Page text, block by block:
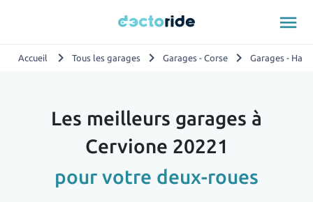
menu
Accueil chevron_right Tous les garages chevron_right Garages - Corse chevron_right Garages -
Les meilleurs garages à
Cervione 20221
pour votre deux-roues